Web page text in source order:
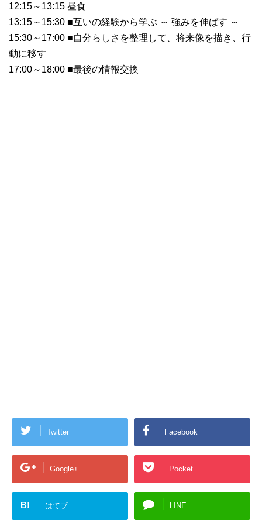
12:15～13:15 昼食
13:15～15:30 ■互いの経験から学ぶ ～ 強みを伸ばす ～
15:30～17:00 ■自分らしさを整理して、将来像を描き、行
動に移す
17:00～18:00 ■最後の情報交換
Twitter Facebook
Google+ Pocket
B! はてブ LINE